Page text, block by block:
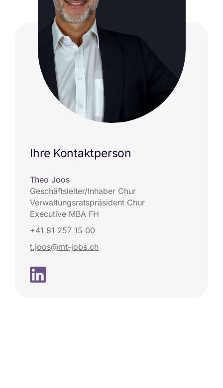
Ihre Kontaktperson
Theo Joos
Geschäftsleiter/Inhaber Chur
Verwaltungsratspräsident Chur
Executive MBA FH
+41 81 257 15 00
t.joos@mt-jobs.ch